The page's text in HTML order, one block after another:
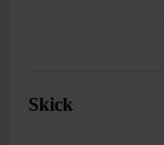
Skick